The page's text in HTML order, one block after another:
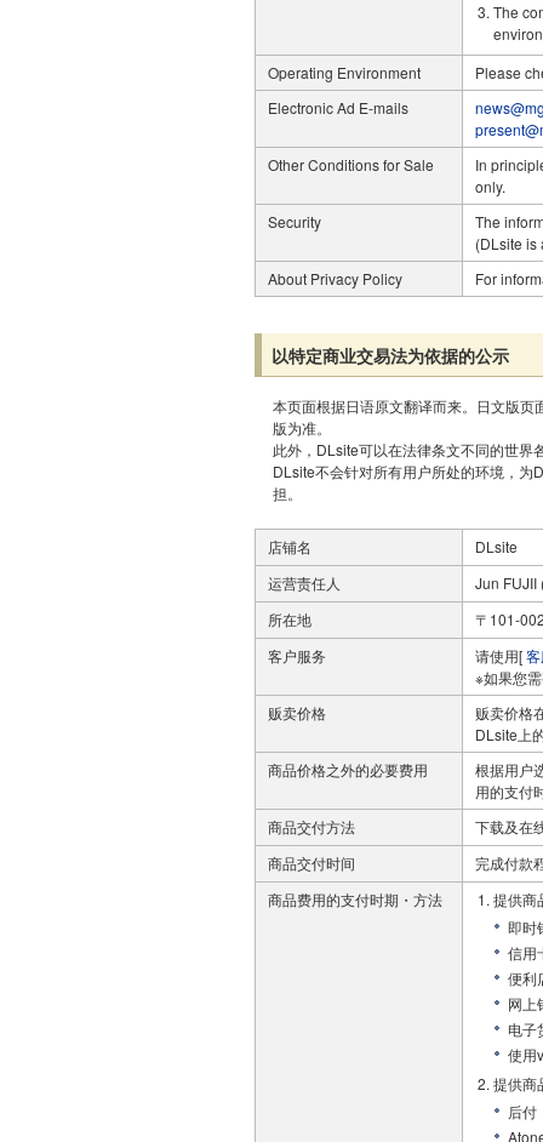
The
Operating Environment
Please
Electronic Ad E-mails
Other Conditions for Sale
In
only.
Security
The
(DLsite is
About Privacy Policy
For
以特定商业交易法为依据的公示
本页面根据日语原文翻译而来。日文版
版为准。
此外，DLsite可以在法律条文不同的世
DLsite不会针对所有用户所处的环境，
担。
店铺名
DLsite
运营责任人
Jun FUJII
所在地
〒101-
客户服务
请使用[
※如果您
贩卖价格
贩卖价格
DLsite上
商品价格之外的必要费用
根据用户
用的支付
商品交付方法
下载及在
商品交付时间
完成付款
商品费用的支付时期・方法
提供商
即时
信用
便利
网上
电子
使用
提供商
后付